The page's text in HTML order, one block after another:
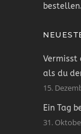
bestellen
Vermisst
als du
15.
Ein Tag
31.